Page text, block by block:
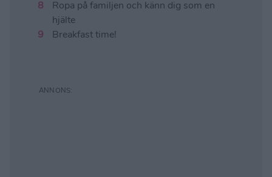
Ropa på familjen och känn dig som en
hjälte
Breakfast time!